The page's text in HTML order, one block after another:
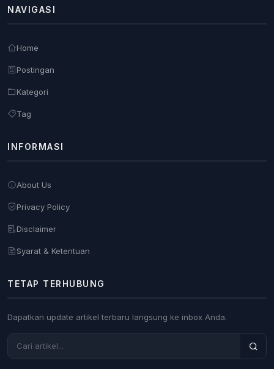
NAVIGASI
Home
Postingan
Kategori
Tag
INFORMASI
About Us
Privacy Policy
Disclaimer
Syarat & Ketentuan
TETAP TERHUBUNG
Dapatkan update artikel terbaru langsung ke inbox Anda.